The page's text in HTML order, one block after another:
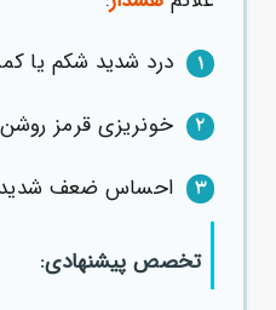
۱ درد شدید شکم یا
۲ خونریزی قرمز روشن
۳ احساس ضعف
تخصص پیشنهادی: